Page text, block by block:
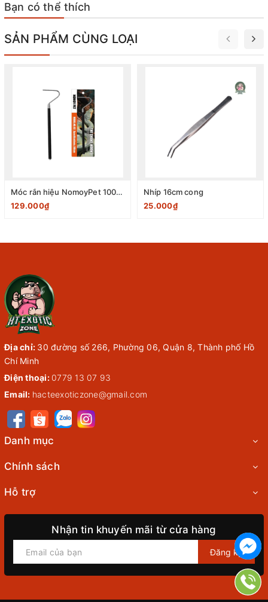
Bạn có thể thích
SẢN PHẨM CÙNG LOẠI
Móc rắn hiệu NomoyPet 100cm
129.000₫
Nhíp 16cm cong
25.000₫
Địa chỉ: 30 đường số 266, Phường 06, Quận 8, Thành phố Hồ
Chí Minh
Điện thoại: 0779 13 07 93
Email: hacteexoticzone@gmail.com
Danh mục
Chính sách
Hỗ trợ
Nhận tin khuyến mãi từ cửa hàng
Đăng ký